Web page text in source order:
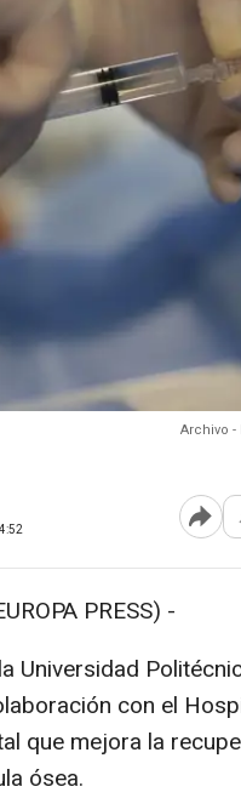
Archivo
PRESS) -
Universidad
con el
que mejora la
ósea.